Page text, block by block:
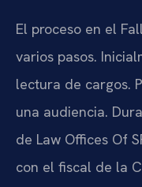
El proceso en el
varios pasos.
lectura de cargos.
una audiencia.
de Law Offices Of
con el fiscal de la